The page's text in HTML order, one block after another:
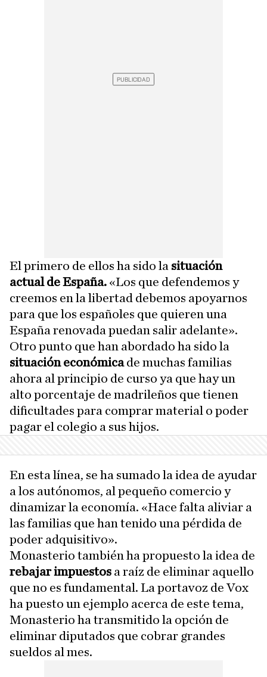
El primero de ellos ha sido la situación
actual de España. «Los que defendemos y
creemos en la libertad debemos apoyarnos
para que los españoles que quieren una
España renovada puedan salir adelante».
Otro punto que han abordado ha sido la
situación económicade muchas familias
ahora al principio de curso ya que hay un
alto porcentaje de madrileños que tienen
dificultades para comprar material o poder
pagar el colegio a sus hijos.
En esta línea, se ha sumado la idea de ayudar
a los autónomos, al pequeño comercio y
dinamizar la economía. «Hace falta aliviar a
las familias que han tenido una pérdida de
poder adquisitivo».
Monasterio también ha propuesto la idea de
rebajar impuestos a raíz de eliminar aquello
que no es fundamental. La portavoz de Vox
ha puesto un ejemplo acerca de este tema,
Monasterio ha transmitido la opción de
eliminar diputados que cobrar grandes
sueldos al mes.